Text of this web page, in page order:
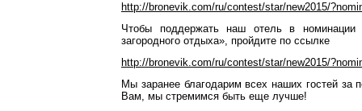
http://bronevik.com/ru/contest/star/new2015/
Чтобы поддержать наш отель в
загородного отдыха», пройдите по ссылке
http://bronevik.com/ru/contest/star/new2015/
Мы заранее благодарим всех наших гостей за
Вам, мы стремимся быть еще лучше!